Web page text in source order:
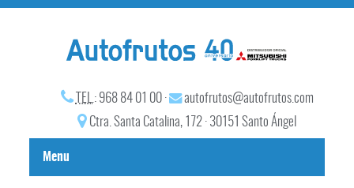
TEL. : 968 84 01 00 ·
autofrutos@autofrutos.com
Ctra. Santa Catalina, 172 · 30151 Santo Ángel
Menu